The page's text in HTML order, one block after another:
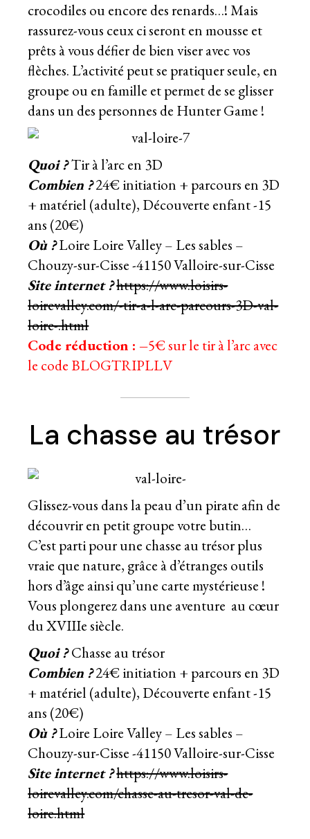
crocodiles ou encore des renards…! Mais
rassurez-vous ceux ci seront en mousse et
prêts à vous défier de bien viser avec vos
flèches. L’activité peut se pratiquer seule, en
groupe ou en famille et permet de se glisser
dans un des personnes de Hunter Game !
Quoi ?Tir à l’arc en 3D
Combien ?24€ initiation + parcours en 3D
+ matériel (adulte), Découverte enfant -15
ans (20€)
Où ?Loire Loire Valley – Les sables –
Chouzy-sur-Cisse -41150 Valloire-sur-Cisse
Site internet ?https://www.loisirs-
loirevalley.com/-tir-a-l-arc-parcours-3D-val-
loire-.html
Code réduction : –5€ sur le tir à l’arc avec
le code BLOGTRIPLLV
La chasse au trésor
Glissez-vous dans la peau d’un pirate afin de
découvrir en petit groupe votre butin…
C’est parti pour une chasse au trésor plus
vraie que nature, grâce à d’étranges outils
hors d’âge ainsi qu’une carte mystérieuse !
Vous plongerez dans une aventure au cœur
du XVIIIe siècle.
Quoi ?Chasse au trésor
Combien ?24€ initiation + parcours en 3D
+ matériel (adulte), Découverte enfant -15
ans (20€)
Où ?Loire Loire Valley – Les sables –
Chouzy-sur-Cisse -41150 Valloire-sur-Cisse
Site internet ?https://www.loisirs-
loirevalley.com/chasse-au-tresor-val-de-
loire.html